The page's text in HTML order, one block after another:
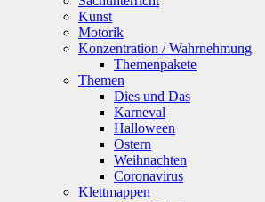
Kunst
Motorik
Konzentration / Wahrnehmung
Themenpakete
Themen
Dies und Das
Karneval
Halloween
Ostern
Weihnachten
Coronavirus
Klettmappen